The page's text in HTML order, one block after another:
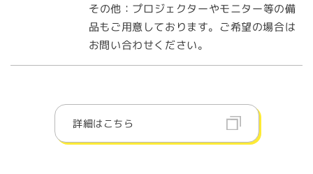
その他：プロジェクターやモニター等の備
品もご用意しております。ご希望の場合は
お問い合わせください。
詳細はこちら